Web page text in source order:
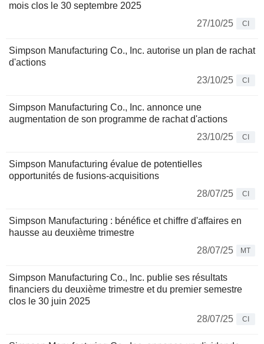
mois clos le 30 septembre 2025
27/10/25
CI
Simpson Manufacturing Co., Inc. autorise un plan de rachat
d'actions
23/10/25
CI
Simpson Manufacturing Co., Inc. annonce une
augmentation de son programme de rachat d'actions
23/10/25
CI
Simpson Manufacturing évalue de potentielles
opportunités de fusions-acquisitions
28/07/25
CI
Simpson Manufacturing : bénéfice et chiffre d'affaires en
hausse au deuxième trimestre
28/07/25
MT
Simpson Manufacturing Co., Inc. publie ses résultats
financiers du deuxième trimestre et du premier semestre
clos le 30 juin 2025
28/07/25
CI